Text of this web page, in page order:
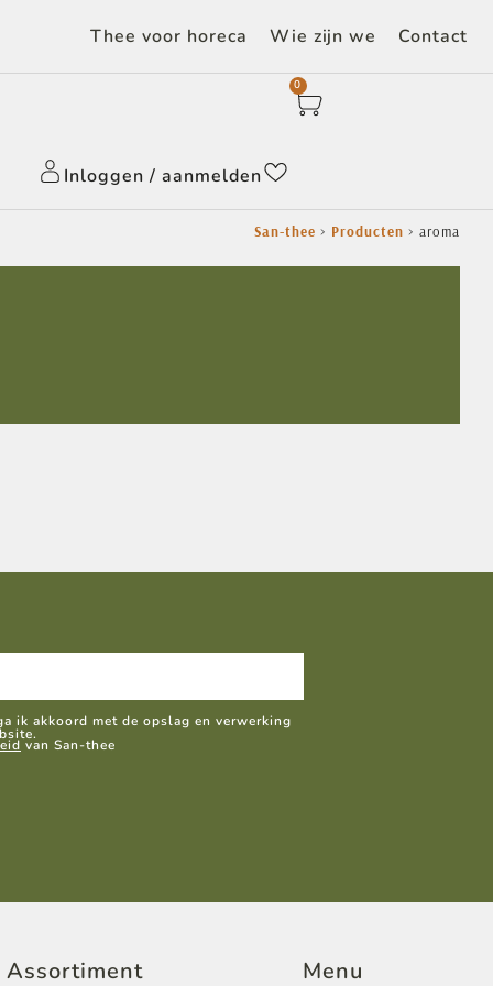
Thee voor horeca Wie zijn we Contact
Inloggen / aanmelden
0
San-thee > Producten > aroma
ik akkoord met de opslag en verwerking
van San-thee
Assortiment Menu